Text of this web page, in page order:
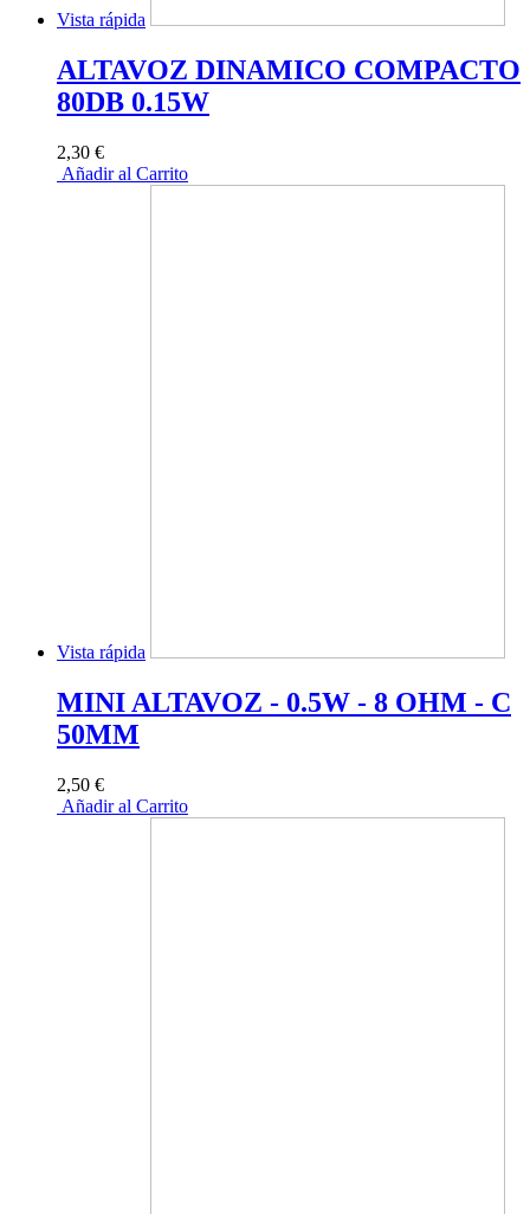
Vista rápida
ALTAVOZ DINAMICO COMPACTO
80DB 0.15W
2,30 €
Añadir al Carrito
Vista rápida
MINI ALTAVOZ - 0.5W - 8 OHM - C
50MM
2,50 €
Añadir al Carrito